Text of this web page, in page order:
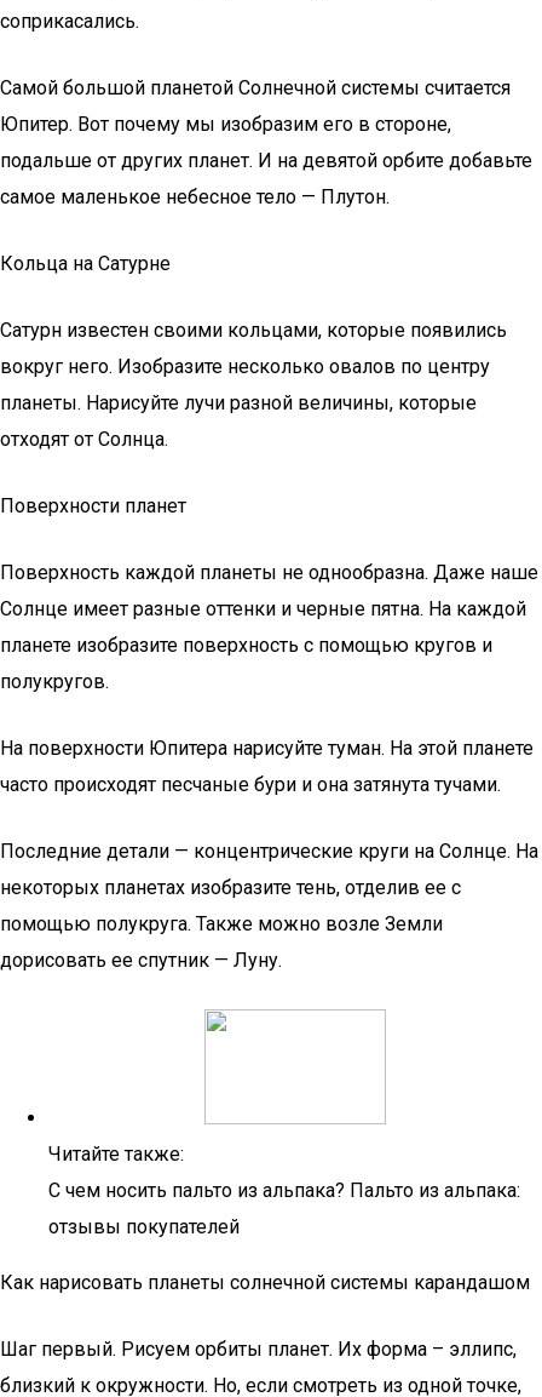
соприкасались.
Самой большой планетой Солнечной системы считается
Юпитер. Вот почему мы изобразим его в стороне,
подальше от других планет. И на девятой орбите добавьте
самое маленькое небесное тело — Плутон.
Кольца на Сатурне
Сатурн известен своими кольцами, которые появились
вокруг него. Изобразите несколько овалов по центру
планеты. Нарисуйте лучи разной величины, которые
отходят от Солнца.
Поверхности планет
Поверхность каждой планеты не однообразна. Даже наше
Солнце имеет разные оттенки и черные пятна. На каждой
планете изобразите поверхность с помощью кругов и
полукругов.
На поверхности Юпитера нарисуйте туман. На этой планете
часто происходят песчаные бури и она затянута тучами.
Последние детали — концентрические круги на Солнце. На
некоторых планетах изобразите тень, отделив ее с
помощью полукруга. Также можно возле Земли
дорисовать ее спутник — Луну.
Читайте также:
С чем носить пальто из альпака? Пальто из альпака:
отзывы покупателей
Как нарисовать планеты солнечной системы карандашом
Шаг первый. Рисуем орбиты планет. Их форма – эллипс,
близкий к окружности. Но, если смотреть из одной точке,